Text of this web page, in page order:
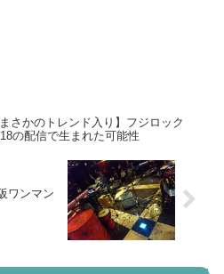
まさかのトレンド入り】フジロック
の配信で生まれた可能性
ワンマン